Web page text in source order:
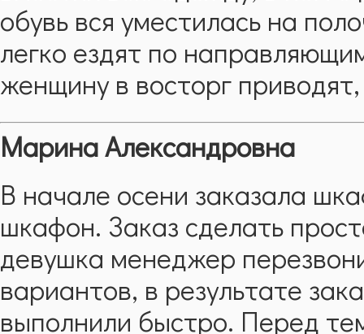
обувь вся уместилась на
легко ездят по
женщину в восторг
Марина Александровна
В начале осени заказала
шкафон. Заказ сделать
девушка менеджер
вариантов, в результате
выполнили быстро. Перед